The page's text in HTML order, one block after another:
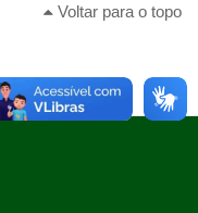
Voltar para o topo